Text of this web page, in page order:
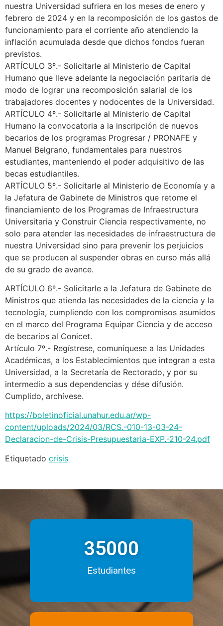
nuestra Universidad sufriera en los meses de enero y
febrero de 2024 y en la recomposición de los gastos de
funcionamiento para el corriente año atendiendo la
inflación acumulada desde que dichos fondos fueran
previstos.
ARTÍCULO 3º.- Solicitarle al Ministerio de Capital
Humano que lleve adelante la negociación paritaria de
modo de lograr una recomposición salarial de los
trabajadores docentes y nodocentes de la Universidad.
ARTÍCULO 4º.- Solicitarle al Ministerio de Capital
Humano la convocatoria a la inscripción de nuevos
becarios de los programas Progresar / PRONAFE y
Manuel Belgrano, fundamentales para nuestros
estudiantes, manteniendo el poder adquisitivo de las
becas estudiantiles.
ARTÍCULO 5º.- Solicitarle al Ministerio de Economía y a
la Jefatura de Gabinete de Ministros que retome el
financiamiento de los Programas de Infraestructura
Universitaria y Construir Ciencia respectivamente, no
solo para atender las necesidades de infraestructura de
nuestra Universidad sino para prevenir los perjuicios
que se producen al suspender obras en curso más allá
de su grado de avance.
ARTÍCULO 6º.- Solicitarle a la Jefatura de Gabinete de
Ministros que atienda las necesidades de la ciencia y la
tecnología, cumpliendo con los compromisos asumidos
en el marco del Programa Equipar Ciencia y de acceso
de becarios al Conicet.
Artículo 7º.- Regístrese, comuníquese a las Unidades
Académicas, a los Establecimientos que integran a esta
Universidad, a la Secretaría de Rectorado, y por su
intermedio a sus dependencias y dése difusión.
Cumplido, archívese.
https://boletinoficial.unahur.edu.ar/wp-
content/uploads/2024/03/RCS.-010-13-03-24-
Declaracion-de-Crisis-Presupuestaria-EXP.-210-24.pdf
Etiquetado crisis
35000
Estudiantes